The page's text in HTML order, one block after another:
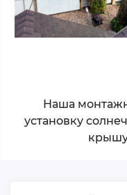
Наша
установку
крышу